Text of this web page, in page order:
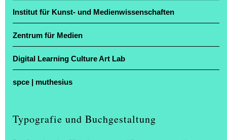
Mitte März 2025 präsentierten Masterabsolvent*innen aus dem
spce | Muthesius. Die Prüfungen fanden zum Teil öffentlich statt.
Institut für Kunst- und Medienwissenschaften
Zentrum für Medien
Digital Learning Culture Art Lab
spce | muthesius
Typografie und Buchgestaltung